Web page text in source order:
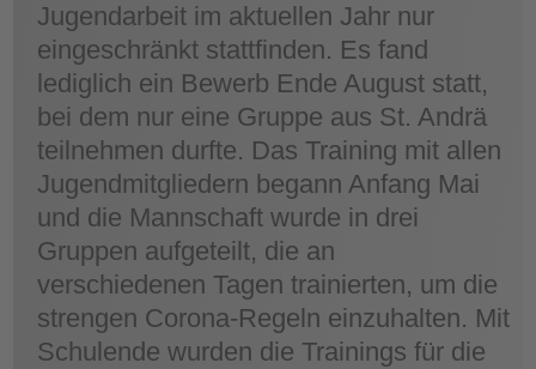
Jugendarbeit im aktuellen Jahr nur
eingeschränkt stattfinden. Es fand
lediglich ein Bewerb Ende August statt,
bei dem nur eine Gruppe aus St. Andrä
teilnehmen durfte. Das Training mit allen
Jugendmitgliedern begann Anfang Mai
und die Mannschaft wurde in drei
Gruppen aufgeteilt, die an
verschiedenen Tagen trainierten, um die
strengen Corona-Regeln einzuhalten. Mit
Schulende wurden die Trainings für die